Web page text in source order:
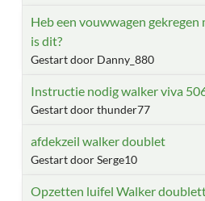
Heb een vouwwagen
is dit?
Gestart door Danny_880
Instructie nodig walker viva
Gestart door thunder77
afdekzeil walker doublet
Gestart door Serge10
Opzetten luifel Walker